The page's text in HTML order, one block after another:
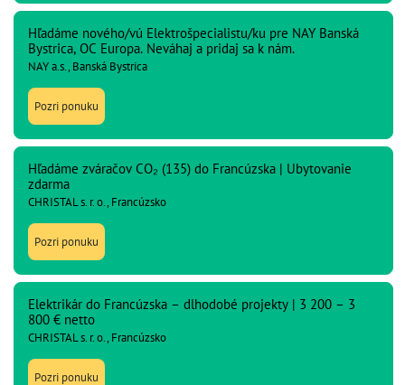
Hľadáme nového/vú Elektrošpecialistu/ku pre NAY Banská
Bystrica, OC Europa. Neváhaj a pridaj sa k nám.
NAY a.s., Banská Bystrica
Pozri ponuku
Hľadáme zváračov CO₂ (135) do Francúzska | Ubytovanie
zdarma
CHRISTAL s. r. o., Francúzsko
Pozri ponuku
Elektrikár do Francúzska – dlhodobé projekty | 3 200 – 3
800 € netto
CHRISTAL s. r. o., Francúzsko
Pozri ponuku